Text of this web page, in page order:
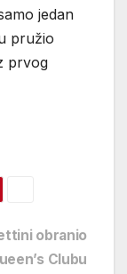
jedan
pružio
prvog
obranio
Clubu